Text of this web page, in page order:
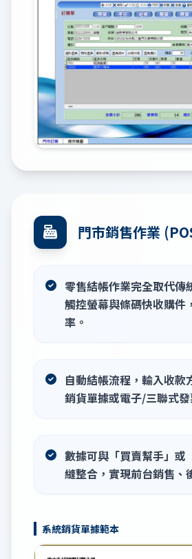
門市銷售作業
零售結帳作業完全取代傳
觸控螢幕與條碼快收購件
率。
自動結帳流程，輸入收款
銷貨單據或電子/三聯式發
數據可與「買賣幫手」或
縫整合，實現前台銷售、
系統銷貨單據範本